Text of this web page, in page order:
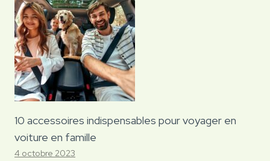
10 accessoires indispensables pour voyager en
voiture en famille
4 octobre 2023